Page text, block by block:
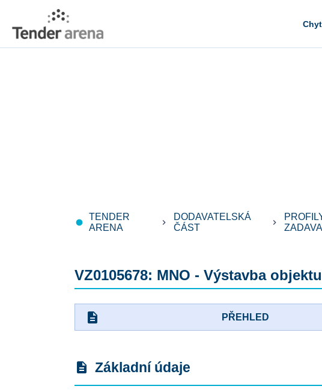
fiber_manual_record
TENDER
ARENA
keyboard_arrow_right
DODAVATELSKÁ
ČÁST
keyboard_arrow_right
VZ0105678: MNO - Výstavba
description PŘEHLED
description Základní údaje